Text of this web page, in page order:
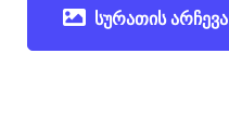
სურათის არჩევა